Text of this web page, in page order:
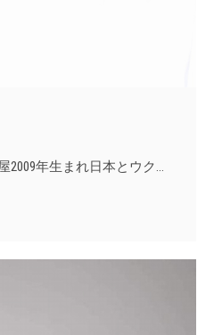
2009年生まれ日本とウク…